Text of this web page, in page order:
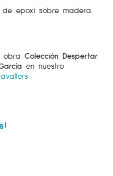
de epoxi sobre madera.
obra Colección Despertar
en nuestro